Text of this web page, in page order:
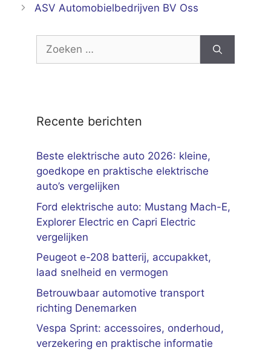
ASV Automobielbedrijven BV Oss
Zoek
Recente berichten
Beste elektrische auto 2026: kleine,
goedkope en praktische elektrische
auto’s vergelijken
Ford elektrische auto: Mustang Mach-E,
Explorer Electric en Capri Electric
vergelijken
Peugeot e-208 batterij, accupakket,
laad snelheid en vermogen
Betrouwbaar automotive transport
richting Denemarken
Vespa Sprint: accessoires, onderhoud,
verzekering en praktische informatie